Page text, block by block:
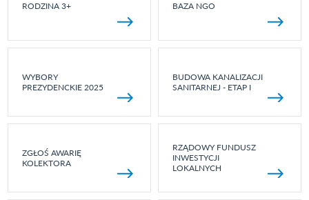
RODZINA 3+ BAZA NGO
WYBORY
PREZYDENCKIE 2025
BUDOWA KANALIZACJI
SANITARNEJ - ETAP I
ZGŁOŚ AWARIĘ
KOLEKTORA
RZĄDOWY FUNDUSZ
INWESTYCJI
LOKALNYCH